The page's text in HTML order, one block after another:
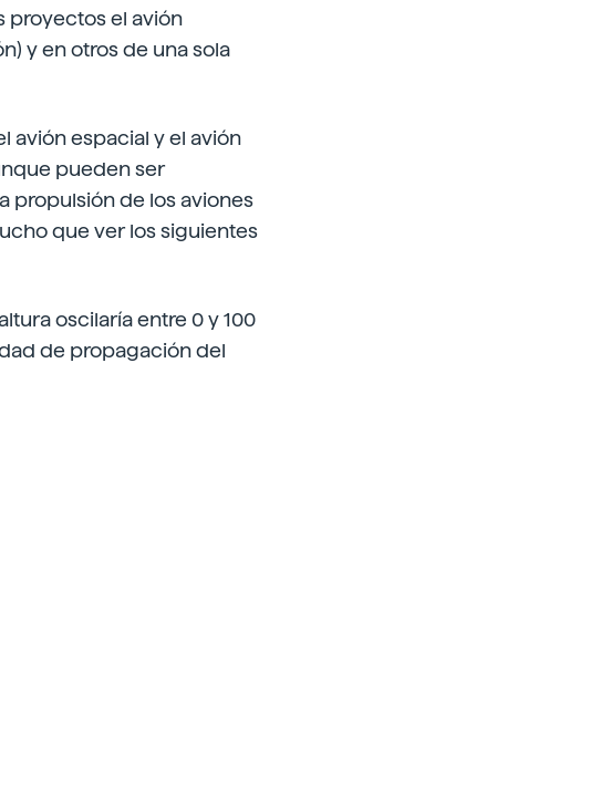
proyectos el avión
y en otros de una sola
avión espacial y el avión
pueden ser
propulsión de los aviones
que ver los siguientes
oscilaría entre 0 y 100
de propagación del